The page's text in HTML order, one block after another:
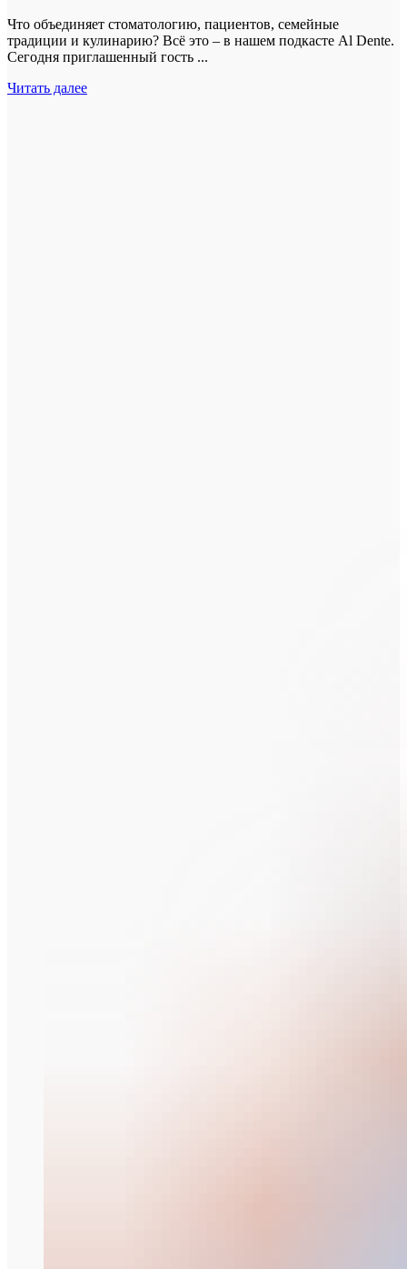
Что объединяет стоматологию, пациентов, семейные
традиции и кулинарию? Всё это – в нашем подкасте Al Dente.
Сегодня приглашенный гость ...
Читать далее